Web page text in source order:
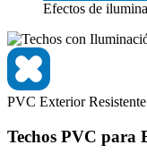
Efectos de
PVC ExteriorResistente
Techos PVC para